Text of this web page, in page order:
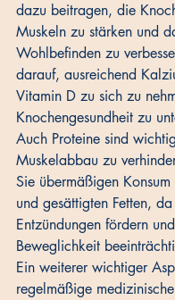
dazu beitragen, die
Muskeln zu stärken und
Wohlbefinden zu
darauf, ausreichend
Vitamin D zu sich zu
Knochengesundheit zu
Auch Proteine sind
Muskelabbau zu
Sie übermäßigen
und gesättigten Fetten,
Entzündungen fördern
Beweglichkeit
Ein weiterer wichtiger
regelmäßige